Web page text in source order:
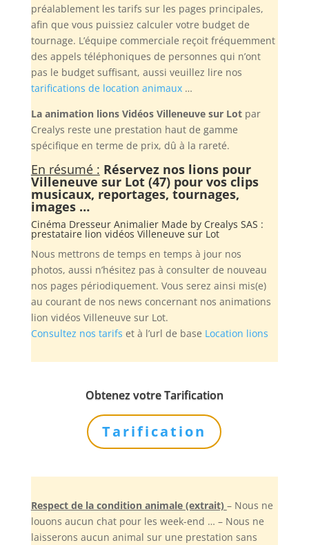
préalablement les tarifs sur les pages principales,
afin que vous puissiez calculer votre budget de
tournage. L’équipe commerciale reçoit fréquemment
des appels téléphoniques de personnes qui n’ont
pas le budget suffisant, aussi veuillez lire nos
tarifications de location animaux…
La animation lions Vidéos Villeneuve sur Lotpar
Crealys reste une prestation haut de gamme
spécifique en terme de prix, dû à la rareté.
En résumé : Réservez nos lions pour
Villeneuve sur Lot (47) pour vos clips
musicaux, reportages, tournages,
images …
Cinéma Dresseur Animalier Made by Crealys SAS :
prestataire lion vidéos Villeneuve sur Lot
Nous mettrons de temps en temps à jour nos
photos, aussi n’hésitez pas à consulter de nouveau
nos pages périodiquement. Vous serez ainsi mis(e)
au courant de nos news concernant nos animations
lion vidéos Villeneuve sur Lot.
Consultez nos tarifs et à l’url de base Location lions
Obtenez votre Tarification
Tarification
Respect de la condition animale (extrait) – Nous ne
louons aucun chat pour les week-end … – Nous ne
laisserons aucun animal sur une prestation sans